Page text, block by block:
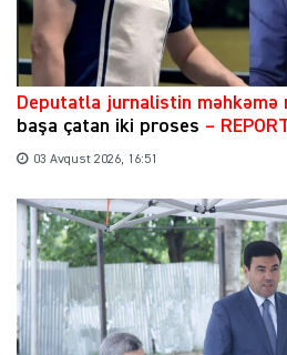
​Deputatla jurnalistin məhkəmə
başa çatan iki proses –
03 Avqust 2026, 16:51